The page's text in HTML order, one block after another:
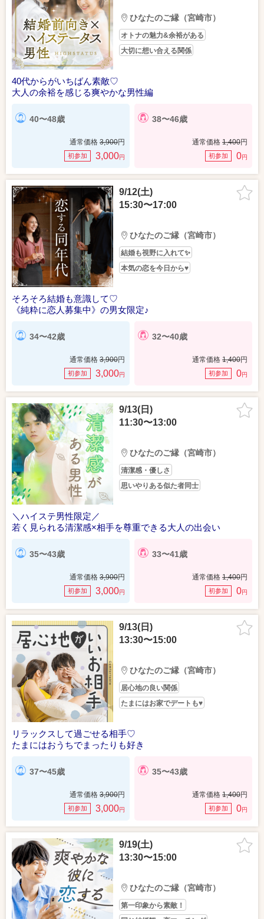
ひなたのご縁（宮崎市）
オトナの魅力&余裕がある
大切に想い合える関係
40代からがいちばん素敵♡
大人の余裕を感じる爽やかな男性編
40〜48歳
通常価格 3,900円
初参加 3,000円
38〜46歳
通常価格 1,400円
初参加 0円
9/12(土)
15:30〜17:00
ひなたのご縁（宮崎市）
結婚も視野に入れて✨
本気の恋を今日から♥
そろそろ結婚も意識して♡
《純粋に恋人募集中》の男女限定♪
34〜42歳
通常価格 3,900円
初参加 3,000円
32〜40歳
通常価格 1,400円
初参加 0円
9/13(日)
11:30〜13:00
ひなたのご縁（宮崎市）
清潔感・優しさ
思いやりある似た者同士
＼ハイステ男性限定／
若く見られる清潔感×相手を尊重できる大人の出会い
35〜43歳
通常価格 3,900円
初参加 3,000円
33〜41歳
通常価格 1,400円
初参加 0円
9/13(日)
13:30〜15:00
ひなたのご縁（宮崎市）
居心地の良い関係
たまにはお家でデートも♥
リラックスして過ごせる相手♡
たまにはおうちでまったりも好き
37〜45歳
通常価格 3,900円
初参加 3,000円
35〜43歳
通常価格 1,400円
初参加 0円
9/19(土)
13:30〜15:00
ひなたのご縁（宮崎市）
第一印象から素敵！